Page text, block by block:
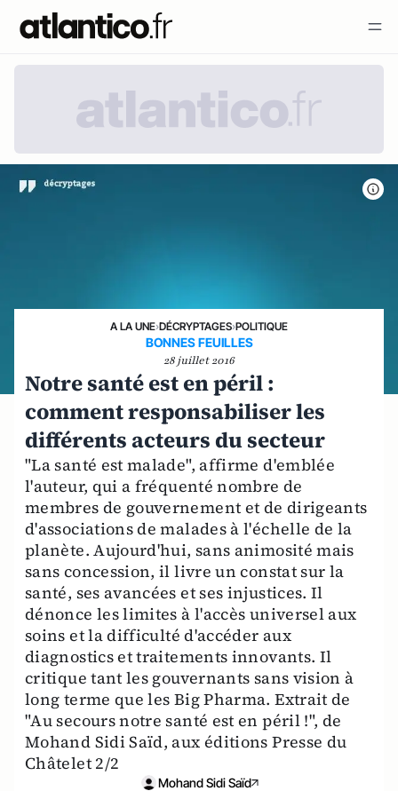
A LA UNE›DÉCRYPTAGES›POLITIQUE
BONNES FEUILLES
28 juillet 2016
Notre santé est en péril :
comment responsabiliser les
différents acteurs du secteur
"La santé est malade", affirme d'emblée
l'auteur, qui a fréquenté nombre de
membres de gouvernement et de dirigeants
d'associations de malades à l'échelle de la
planète. Aujourd'hui, sans animosité mais
sans concession, il livre un constat sur la
santé, ses avancées et ses injustices. Il
dénonce les limites à l'accès universel aux
soins et la difficulté d'accéder aux
diagnostics et traitements innovants. Il
critique tant les gouvernants sans vision à
long terme que les Big Pharma. Extrait de
"Au secours notre santé est en péril !", de
Mohand Sidi Saïd, aux éditions Presse du
Châtelet 2/2
Mohand Sidi Saïd